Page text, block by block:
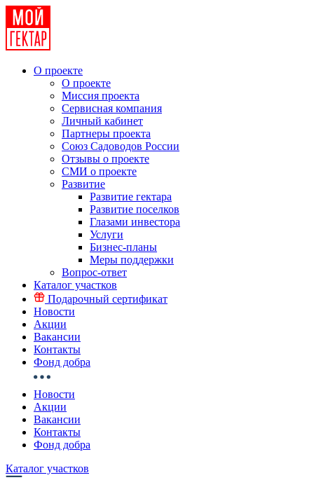
О проекте
О проекте
Миссия проекта
Сервисная компания
Личный кабинет
Партнеры проекта
Союз Садоводов России
Отзывы о проекте
СМИ о проекте
Развитие
Развитие гектара
Развитие поселков
Глазами инвестора
Услуги
Бизнес-планы
Меры поддержки
Вопрос-ответ
Каталог участков
Подарочный сертификат
Новости
Акции
Вакансии
Контакты
Фонд добра
Новости
Акции
Вакансии
Контакты
Фонд добра
Каталог участков